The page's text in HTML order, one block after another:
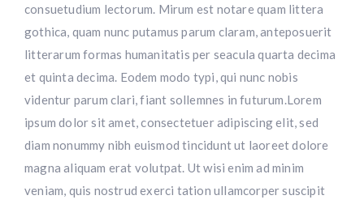
consuetudium lectorum. Mirum est notare quam littera
gothica, quam nunc putamus parum claram, anteposuerit
litterarum formas humanitatis per seacula quarta decima
et quinta decima. Eodem modo typi, qui nunc nobis
videntur parum clari, fiant sollemnes in futurum.Lorem
ipsum dolor sit amet, consectetuer adipiscing elit, sed
diam nonummy nibh euismod tincidunt ut laoreet dolore
magna aliquam erat volutpat. Ut wisi enim ad minim
veniam, quis nostrud exerci tation ullamcorper suscipit